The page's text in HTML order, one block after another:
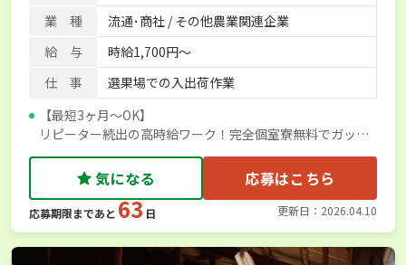
業 種
流通･商社 / その他農業関連企業
給 与
時給1,700円～
仕 事
選果場での入出荷作業
【最短3ヶ月〜OK】
リピーター続出の高時給ワーク！完全個室寮無料でガッツ
リ稼ぎながら北海道を満喫しよう！
気になる 応募はこちら
応募期限まであと 63 日 更新日：2026.04.10